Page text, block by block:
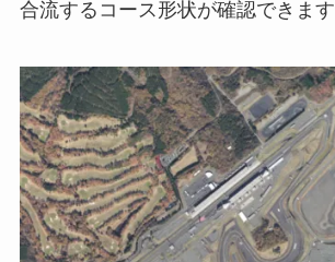
合流するコース形状が確認できます